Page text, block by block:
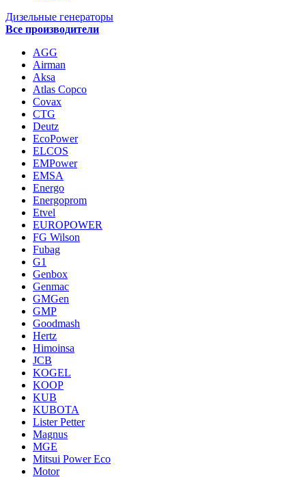
Дизельные генераторы
Все производители
AGG
Airman
Aksa
Atlas Copco
Covax
CTG
Deutz
EcoPower
ELCOS
EMPower
EMSA
Energo
Energoprom
Etvel
EUROPOWER
FG Wilson
Fubag
G1
Genbox
Genmac
GMGen
GMP
Goodmash
Hertz
Himoinsa
JCB
KOGEL
KOOP
KUB
KUBOTA
Lister Petter
Magnus
MGE
Mitsui Power Eco
Motor